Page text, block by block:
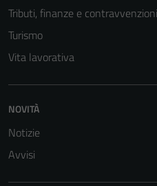
Tributi, finanze e contravvenzioni
Turismo
Vita lavorativa
NOVITÀ
Notizie
Avvisi